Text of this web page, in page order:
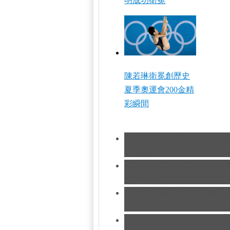
陳若琳衛冕創歷史
夏季奧運會200金精
彩瞬間